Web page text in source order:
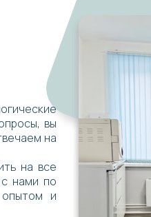
вы
на
на все
нами по
и